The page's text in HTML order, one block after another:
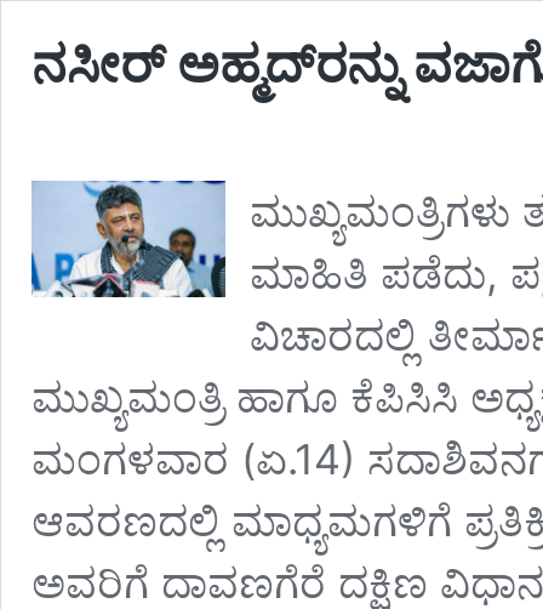
ನಸೀರ್ ಅಹ್ಮದ್‌ರನ್ನು
ಮಾಹಿತಿ ಪಡೆದು,
ವಿಚಾರದಲ್ಲಿ
ಮುಖ್ಯಮಂತ್ರಿ ಹಾಗೂ ಕೆಪಿಸಿಸಿ
ಮಂಗಳವಾರ (ಏ.14)
ಆವರಣದಲ್ಲಿ ಮಾಧ್ಯಮಗಳಿಗೆ
ಅವರಿಗೆ ದಾವಣಗೆರೆ ದಕ್ಷಿಣ